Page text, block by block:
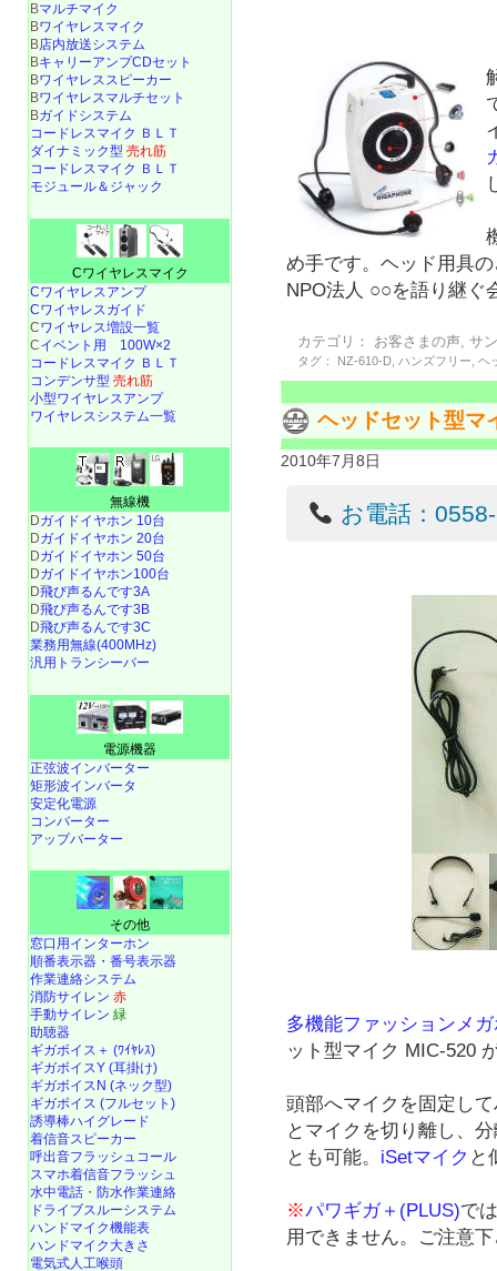
め手です。ヘッド用具
NPO法人 ○○を語り継ぐ
カテゴリ： お客さまの声 ,サ
タグ： NZ-610-D ハンズフリー ,ヘ
ヘッドセット型マ
2010年7月8日
お電話：
多機能ファッションメ
ット型マイク MIC-520
頭部へマイクを固定し
とマイクを切り離し、
とも可能。 iSetマイク と
※パワギガ＋(PLUS)で
用できません。ご注意
Bマルチマイク
Bワイヤレスマイク
B店内放送システム
BキャリーアンプCDセット
Bワイヤレススピーカー
Bワイヤレスマルチセット
Bガイドシステム
コードレスマイク ＢＬＴ
ダイナミック型 売れ筋
コードレスマイク ＢＬＴ
モジュール＆ジャック
Cワイヤレスマイク
Cワイヤレスアンプ
Cワイヤレスガイド
Cワイヤレス増設一覧
Cイベント用 100W×2
コードレスマイク ＢＬＴ
コンデンサ型 売れ筋
小型ワイヤレスアンプ
ワイヤレスシステム一覧
無線機
Dガイドイヤホン 10台
Dガイドイヤホン 20台
Dガイドイヤホン 50台
Dガイドイヤホン100台
D飛び声るんです3A
D飛び声るんです3B
D飛び声るんです3C
業務用無線(400MHz)
汎用トランシーバー
電源機器
正弦波インバーター
矩形波インバータ
安定化電源
コンバーター
アップバーター
その他
窓口用インターホン
順番表示器・番号表示器
作業連絡システム
消防サイレン 赤
手動サイレン 緑
助聴器
ギガボイス＋ (ﾜｲﾔﾚｽ)
ギガボイスY (耳掛け)
ギガボイスN (ネック型)
ギガボイス (フルセット)
誘導棒ハイグレード
着信音スピーカー
呼出音フラッシュコール
スマホ着信音フラッシュ
水中電話 ・ 防水作業連絡
ドライブスルーシステム
ハンドマイク機能表
ハンドマイク大きさ
電気式人工喉頭